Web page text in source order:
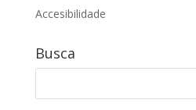
Accesibilidade
Busca